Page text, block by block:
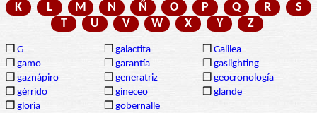
K
L M N Ñ O P Q R
S
T
U V W X Y Z
❒ G ❒ galactita ❒ Galilea
❒ gamo ❒ garantía ❒ gaslighting
❒ gaznápiro ❒ generatriz ❒ geocronología
❒ gérrido ❒ gineceo ❒ glande
❒ gloria ❒ gobernalle